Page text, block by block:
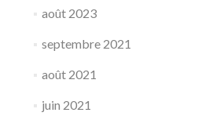
août 2023
septembre 2021
août 2021
juin 2021